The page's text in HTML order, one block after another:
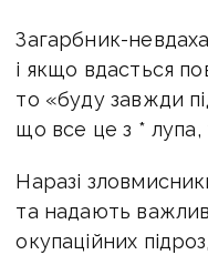
Загарбник-
і якщо вдасться
то «буду завжди
що все це з *
Наразі
та надають
окупаційних